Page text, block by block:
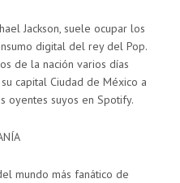
Jackson, suele ocupar los
digital del rey del Pop.
de la nación varios días
capital Ciudad de México a
oyentes suyos en Spotify.
mundo más fanático de